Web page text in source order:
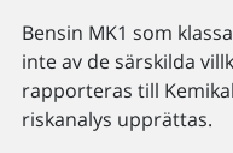
Bensin MK1 som
inte av de särskilda
rapporteras till
riskanalys upprättas.